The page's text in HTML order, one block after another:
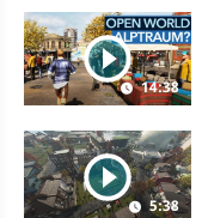
14:38
5:38